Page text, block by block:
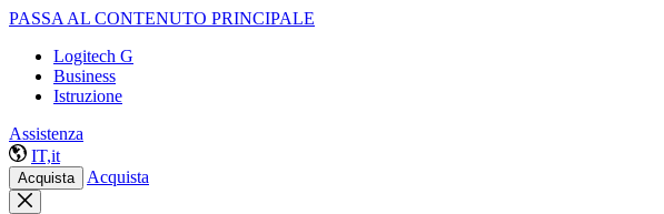
PASSA AL CONTENUTO PRINCIPALE
Logitech G
Business
Istruzione
Assistenza
IT,it
Acquista Acquista